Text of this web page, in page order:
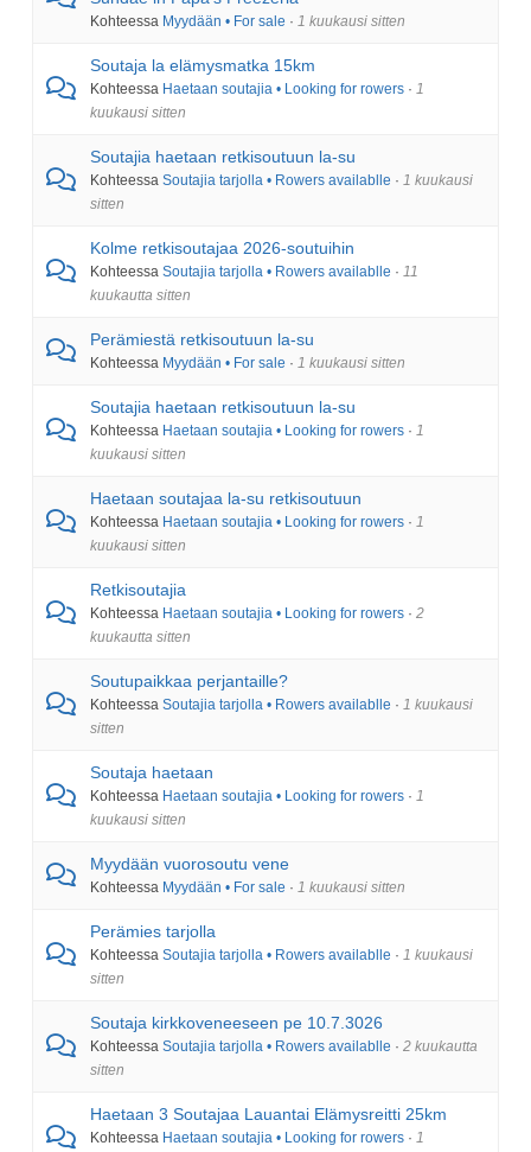
Kohteessa Myydään • For sale · 1 kuukausi sitten
Soutaja la elämysmatka 15km
Kohteessa Haetaan soutajia • Looking for rowers· 1
kuukausi sitten
Soutajia haetaan retkisoutuun la-su
Kohteessa Soutajia tarjolla • Rowers availablle · 1 kuukausi
sitten
Kolme retkisoutajaa 2026-soutuihin
Kohteessa Soutajia tarjolla • Rowers availablle · 11
kuukautta sitten
Perämiestä retkisoutuun la-su
Kohteessa Myydään • For sale · 1 kuukausi sitten
Soutajia haetaan retkisoutuun la-su
Kohteessa Haetaan soutajia • Looking for rowers· 1
kuukausi sitten
Haetaan soutajaa la-su retkisoutuun
Kohteessa Haetaan soutajia • Looking for rowers· 1
kuukausi sitten
Retkisoutajia
Kohteessa Haetaan soutajia • Looking for rowers· 2
kuukautta sitten
Soutupaikkaa perjantaille?
Kohteessa Soutajia tarjolla • Rowers availablle · 1 kuukausi
sitten
Soutaja haetaan
Kohteessa Haetaan soutajia • Looking for rowers· 1
kuukausi sitten
Myydään vuorosoutu vene
Kohteessa Myydään • For sale · 1 kuukausi sitten
Perämies tarjolla
Kohteessa Soutajia tarjolla • Rowers availablle · 1 kuukausi
sitten
Soutaja kirkkoveneeseen pe 10.7.3026
Kohteessa Soutajia tarjolla • Rowers availablle · 2 kuukautta
sitten
Haetaan 3 Soutajaa Lauantai Elämysreitti 25km
Kohteessa Haetaan soutajia • Looking for rowers· 1